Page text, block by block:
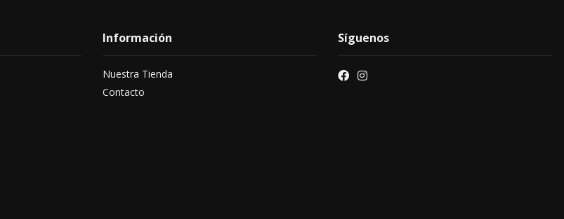
Información
Nuestra Tienda
Contacto
Síguenos